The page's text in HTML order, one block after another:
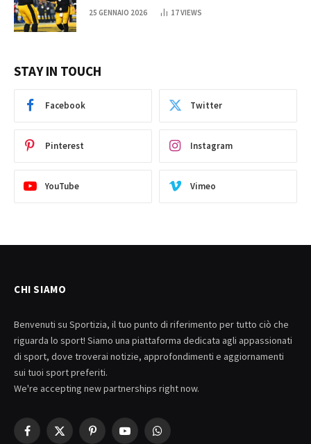
25 GENNAIO 2026 17VIEWS
STAY IN TOUCH
Facebook Twitter
Pinterest Instagram
YouTube Vimeo
CHI SIAMO
Benvenuti su Sportizia, il tuo punto di riferimento per tutto ciò che
riguarda lo sport! Siamo una piattaforma dedicata agli appassionati
di sport, dove troverai notizie, approfondimenti e aggiornamenti
sui tuoi sport preferiti.
We're accepting new partnerships right now.
Facebook
X
PinterestYouTubeWhatsApp